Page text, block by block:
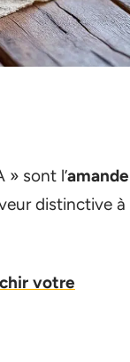
» sont l’amande
distinctive à
votre